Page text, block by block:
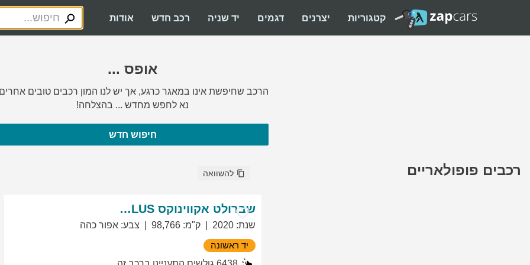
קטגוריות יצרנים דגמים יד שניה רכב חדש אודות
אופס ...
הרכב שחיפשת אינו במאגר כרגע, אך יש לנו המון רכבים טובים
נא לחפש מחדש ... בהצלחה!
חיפוש חדש
רכבים פופולאריים להשוואה
שברולט אקווינוקס LT PLUS
שנת:
2020 ק"מ:
98,766 צבע: אפור כהה
יד ראשונה